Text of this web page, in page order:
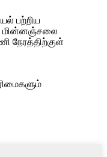
பற்றிய
மின்னஞ்சலை
நேரத்திற்குள்